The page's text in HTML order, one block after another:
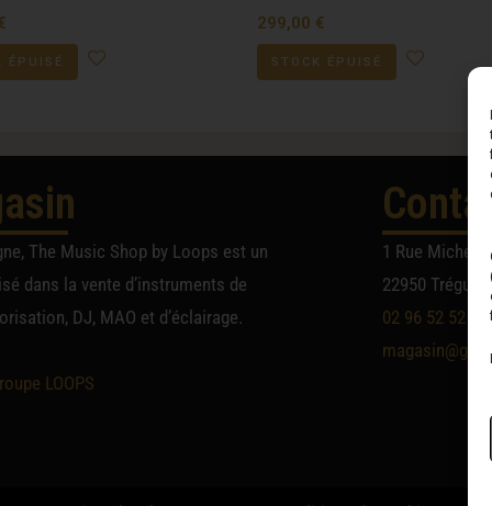
ÉPUISÉ
299,00 €
STOCK ÉPUISÉ
The Music Shop by Loops est un
dans la vente d’instruments de
DJ, MAO et d’éclairage.
LOOPS
1 Rue Michel
22950
02 96 52 52 52